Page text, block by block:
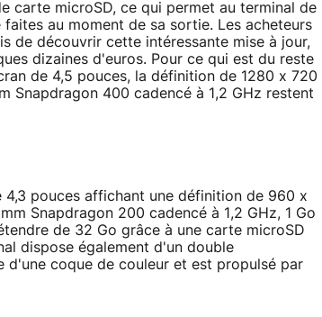
carte microSD, ce qui permet au terminal de
au moment de sa sortie. Les acheteurs
de découvrir cette intéressante mise à jour,
dizaines d'euros. Pour ce qui est du reste
de 4,5 pouces, la définition de 1280 x 720
Snapdragon 400 cadencé à 1,2 GHz restent
pouces affichant une définition de 960 x
Snapdragon 200 cadencé à 1,2 GHz, 1 Go
de 32 Go grâce à une carte microSD
dispose également d'un double
d'une coque de couleur et est propulsé par